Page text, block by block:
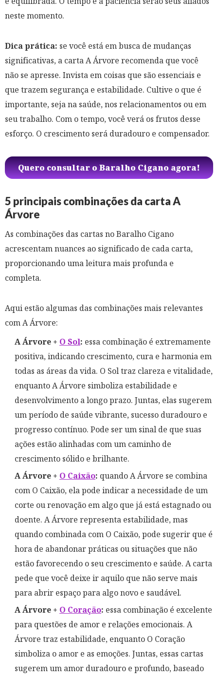
neste momento.
Dica prática: se você está em busca de mudanças
significativas, a carta A Árvore recomenda que você
não se apresse. Invista em coisas que são essenciais e
que trazem segurança e estabilidade. Cultive o que é
importante, seja na saúde, nos relacionamentos ou em
seu trabalho. Com o tempo, você verá os frutos desse
esforço. O crescimento será duradouro e compensador.
Quero consultar o Baralho Cigano agora!
5 principais combinações da carta A
Árvore
As combinações das cartas no Baralho Cigano
acrescentam nuances ao significado de cada carta,
proporcionando uma leitura mais profunda e
completa.
Aqui estão algumas das combinações mais relevantes
com A Árvore:
A Árvore + O Sol: essa combinação é extremamente
positiva, indicando crescimento, cura e harmonia em
todas as áreas da vida. O Sol traz clareza e vitalidade,
enquanto A Árvore simboliza estabilidade e
desenvolvimento a longo prazo. Juntas, elas sugerem
um período de saúde vibrante, sucesso duradouro e
progresso contínuo. Pode ser um sinal de que suas
ações estão alinhadas com um caminho de
crescimento sólido e brilhante.
A Árvore + O Caixão: quando A Árvore se combina
com O Caixão, ela pode indicar a necessidade de um
corte ou renovação em algo que já está estagnado ou
doente. A Árvore representa estabilidade, mas
quando combinada com O Caixão, pode sugerir que é
hora de abandonar práticas ou situações que não
estão favorecendo o seu crescimento e saúde. A carta
pede que você deixe ir aquilo que não serve mais
para abrir espaço para algo novo e saudável.
A Árvore + O Coração: essa combinação é excelente
para questões de amor e relações emocionais. A
Árvore traz estabilidade, enquanto O Coração
simboliza o amor e as emoções. Juntas, essas cartas
sugerem um amor duradouro e profundo, baseado